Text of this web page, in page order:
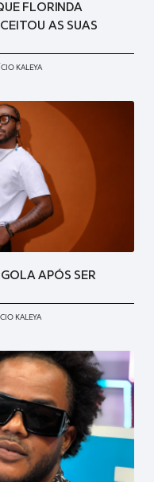
FLORINDA
AS SUAS
KALEYA
APÓS SER
KALEYA